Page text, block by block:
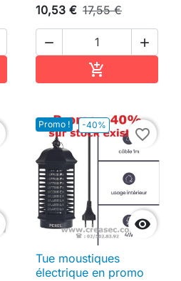
10,53 € 17,55 €
 

Promo ! -40%

favorite_border
Tue moustiques
électrique en promo